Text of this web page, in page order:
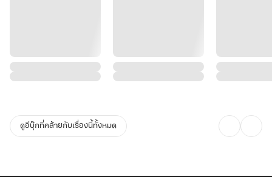
ดูอีบุ๊กที่คล้ายกับเรื่องนี้ทั้งหมด